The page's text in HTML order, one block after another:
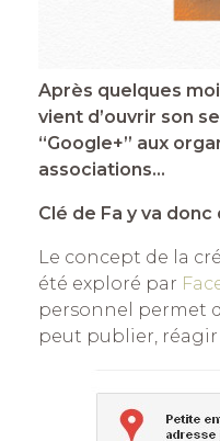
Après quelques
vient d’ouvrir son
“Google+” aux
associations…
Clé de Fa y va donc
Le concept de la
été exploré par
personnel permet
peut publier, réagir